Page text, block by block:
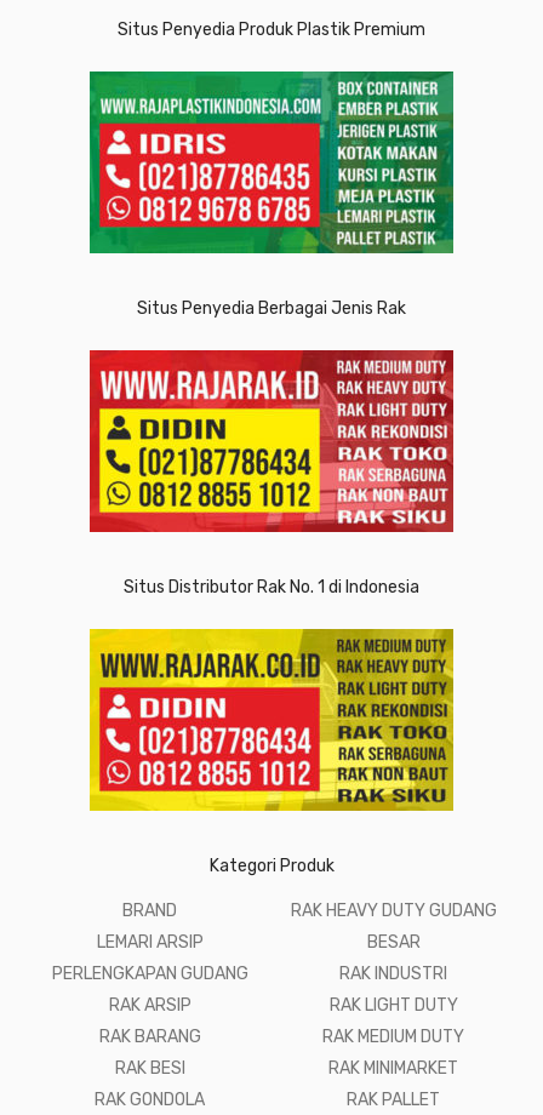
Situs Penyedia Produk Plastik Premium
Situs Penyedia Berbagai Jenis Rak
Situs Distributor Rak No. 1 di Indonesia
Kategori Produk
BRAND
LEMARI ARSIP
PERLENGKAPAN GUDANG
RAK ARSIP
RAK BARANG
RAK BESI
RAK GONDOLA
RAK HEAVY DUTY GUDANG
BESAR
RAK INDUSTRI
RAK LIGHT DUTY
RAK MEDIUM DUTY
RAK MINIMARKET
RAK PALLET